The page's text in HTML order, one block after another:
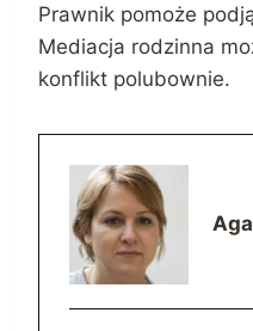
Prawnik pomoże
Mediacja rodzinna
konflikt polubownie.